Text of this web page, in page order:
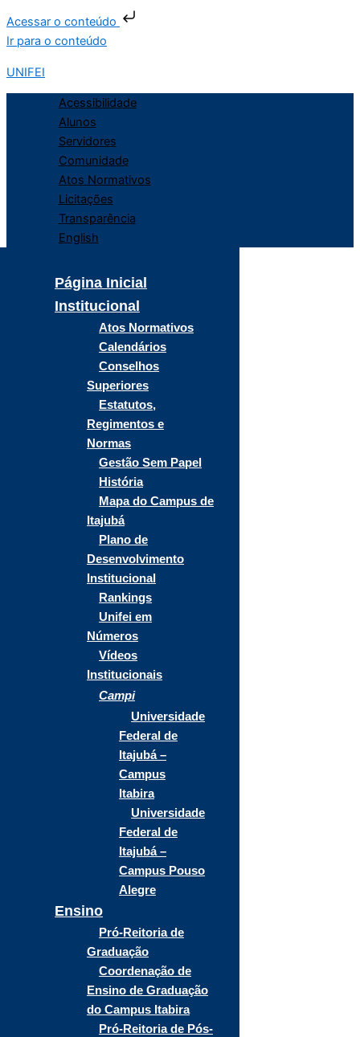
Acessar o conteúdo
Ir para o conteúdo
UNIFEI
Acessibilidade
Alunos
Servidores
Comunidade
Atos Normativos
Licitações
Transparência
English
Página Inicial
Institucional
Atos Normativos
Calendários
Conselhos
Superiores
Estatutos,
Regimentos e
Normas
Gestão Sem Papel
História
Mapa do Campus de
Itajubá
Plano de
Desenvolvimento
Institucional
Rankings
Unifei em
Números
Vídeos
Institucionais
Campi
Universidade
Federal de
Itajubá –
Campus
Itabira
Universidade
Federal de
Itajubá –
Campus Pouso
Alegre
Ensino
Pró-Reitoria de
Graduação
Coordenação de
Ensino de Graduação
do Campus Itabira
Pró-Reitoria de Pós-